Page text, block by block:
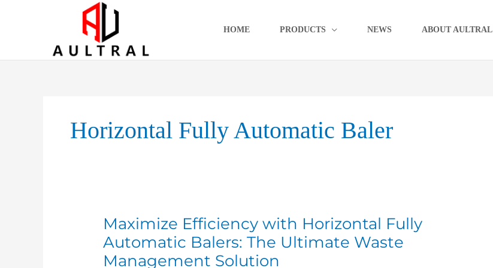
HOME PRODUCTS NEWS ABOUT AULTRAL
Horizontal Fully Automatic Baler
Maximize Efficiency with Horizontal Fully
Automatic Balers: The Ultimate Waste
Management Solution
Maximize
Efficiency
with
Horizontal